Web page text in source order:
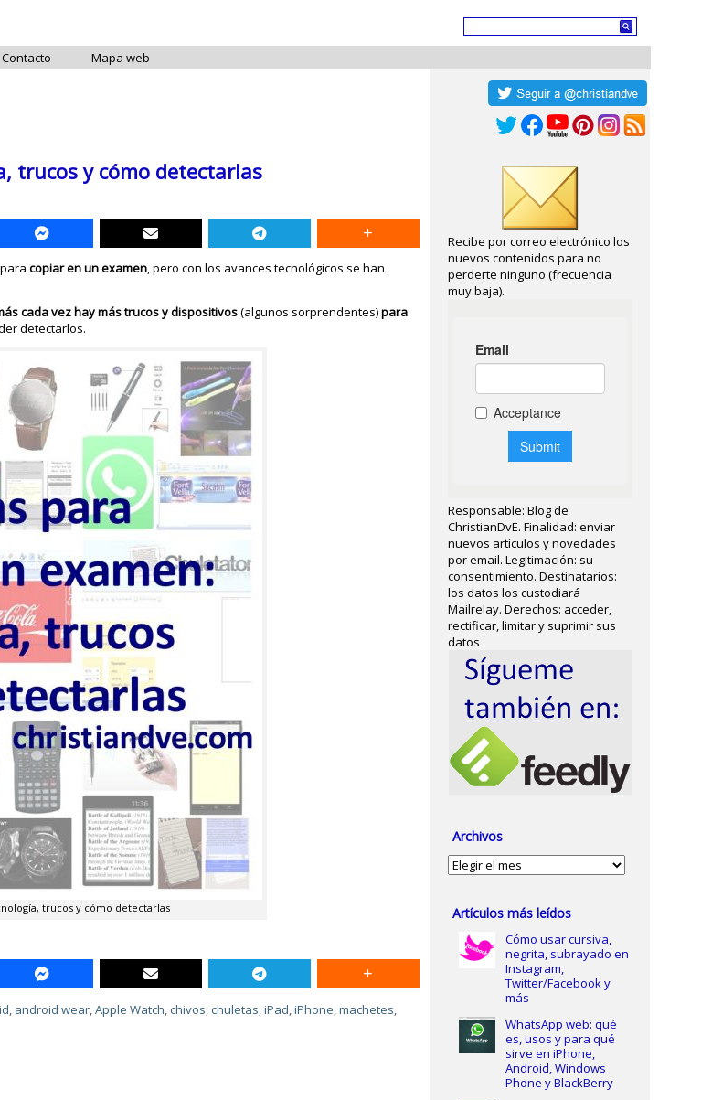
Contacto Mapa web
trucos y cómo detectarlas
paracopiar en un examen, pero con los avances tecnológicos se han
cada vez hay más trucos y dispositivos(algunos sorprendentes)para
detectarlos.
trucos y cómo detectarlas
, android wear,Apple Watch,chivos,chuletas,iPad,iPhone,machetes,
Recibe por correo electrónico los
nuevos contenidos para no
perderte ninguno (frecuencia
muy baja).
Responsable: Blog de
ChristianDvE. Finalidad: enviar
nuevos artículos y novedades
por email. Legitimación: su
consentimiento. Destinatarios:
los datos los custodiará
Mailrelay. Derechos: acceder,
rectificar, limitar y suprimir sus
datos
Archivos
Archivos
Artículos más leídos
Cómo usar cursiva,
negrita, subrayado en
Instagram,
Twitter/Facebook y
más
WhatsApp web: qué
es, usos y para qué
sirve en iPhone,
Android, Windows
Phone y BlackBerry